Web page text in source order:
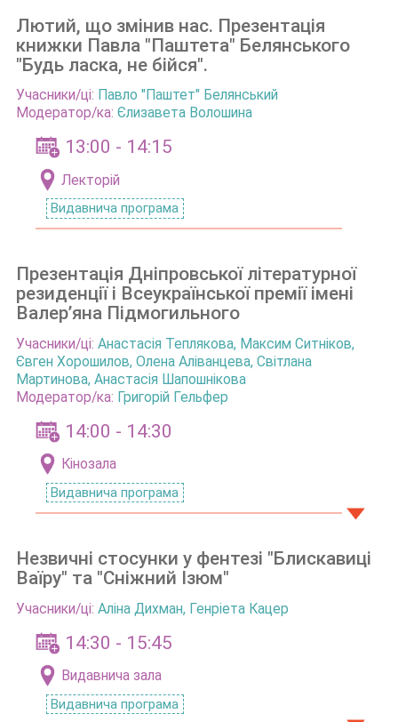
13:00 - 14:15
Лекторій
Видавнича програма
Лютий, що змінив нас. Презентація
книжки Павла "Паштета" Белянського
"Будь ласка, не бійся".
Учасники/ці: Павло "Паштет" Белянський
Модератор/ка: Єлизавета Волошина
14:00 - 14:30
Кінозала
Видавнича програма
Презентація Дніпровської літературної
резиденції і Всеукраїнської премії імені
Валерʼяна Підмогильного
Учасники/ці: Анастасія Теплякова, Максим Ситніков,
Євген Хорошилов, Олена Аліванцева, Світлана
Мартинова, Анастасія Шапошнікова
Модератор/ка: Григорій Гельфер
14:30 - 15:45
Видавнича зала
Видавнича програма
Незвичні стосунки у фентезі "Блискавиці
Ваїру" та "Сніжний Ізюм"
Учасники/ці: Аліна Дихман, Генріета Кацер